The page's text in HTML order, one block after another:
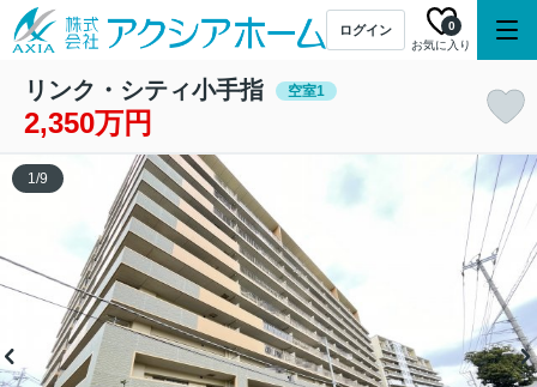
ログイン
お気に入り
0
リンク・シティ小手指 空室1
2,350万円
1/9